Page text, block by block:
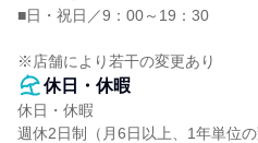
■日・祝日／9：00～19：30
※店舗により若干の変更あり
休日・休暇
休日・休暇
週休2日制（月6日以上、1年単位の